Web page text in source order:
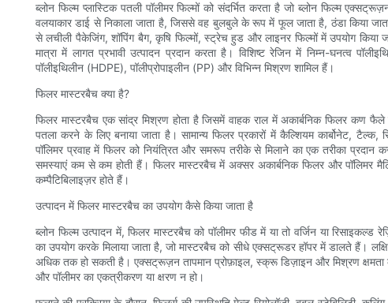
ब्लोन फिल्म प्लास्टिक पतली पॉलीमर फिल्मों को संदर्भित करता है जो ब्लोन फिल्म
वलयाकार डाई से निकाला जाता है, जिससे वह बुलबुले के रूप में फूल जाता है, ठंडा किया
से लचीली पैकेजिंग, शॉपिंग बैग, कृषि फिल्मों, स्ट्रेच हुड और लाइनर फिल्मों में उपयोग किया
मात्रा में लागत प्रभावी उत्पादन प्रदान करता है। विशिष्ट रेजिन में निम्न-घनत्व
पॉलीइथिलीन (HDPE), पॉलीप्रोपाइलीन (PP) और विभिन्न मिश्रण शामिल हैं।
फिलर मास्टरबैच क्या है?
फिलर मास्टरबैच एक सांद्र मिश्रण होता है जिसमें वाहक राल में अकार्बनिक फिलर कण
पतला करने के लिए बनाया जाता है। सामान्य फिलर प्रकारों में कैल्शियम कार्बोनेट, टैल्क,
पॉलिमर प्रवाह में फिलर को नियंत्रित और समरूप तरीके से मिलाने का एक तरीका
समस्याएं कम से कम होती हैं। फिलर मास्टरबैच में अक्सर अकार्बनिक फिलर और
कम्पैटिबिलाइज़र होते हैं।
उत्पादन में फिलर मास्टरबैच का उपयोग कैसे किया जाता है
ब्लोन फिल्म उत्पादन में, फिलर मास्टरबैच को पॉलीमर फीड में या तो वर्जिन या रिसाइकल्ड
का उपयोग करके मिलाया जाता है, जो मास्टरबैच को सीधे एक्सट्रूडर हॉपर में डालते हैं।
अधिक तक हो सकती है। एक्सट्रूज़न तापमान प्रोफ़ाइल, स्क्रू डिज़ाइन और मिश्रण क्षमता
और पॉलीमर का एकत्रीकरण या क्षरण न हो।